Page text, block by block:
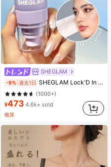
SHEGLAM
-9% 過去1日 SHEGLAM Lock'D In セッティングスプレー 女性と女の子のためのブランドビューティーコスメメイクアップ
#1 ベストセラー
(1000+)
#1 ベストセラー
(1000+)
#1 ベストセラー
(1000+)
#1 ベストセラー
スプレー 設定スプレー
¥473 4.6k+ sold
概算